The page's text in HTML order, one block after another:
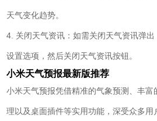
天气变化趋势。
4. 关闭天气资讯：如需关闭天气资讯弹
设置选项，然后关闭天气资讯按钮。
小米天气预报最新版推荐
小米天气预报凭借精准的气象预测、丰富
理以及桌面插件等实用功能，深受众多用